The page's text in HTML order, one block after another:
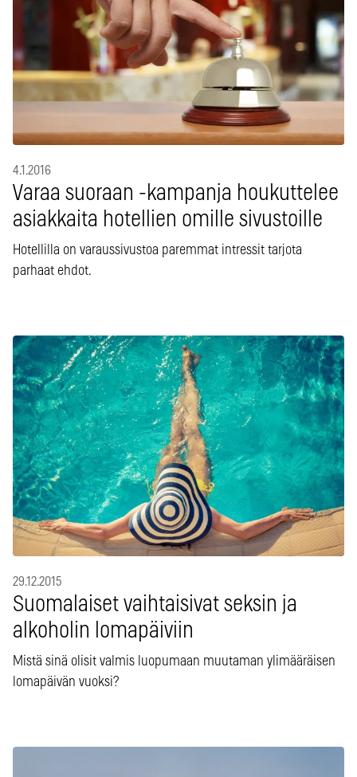
4.1.2016
Varaa suoraan -kampanja houkuttelee
asiakkaita hotellien omille sivustoille
Hotellilla on varaussivustoa paremmat intressit tarjota
parhaat ehdot.
29.12.2015
Suomalaiset vaihtaisivat seksin ja
alkoholin lomapäiviin
Mistä sinä olisit valmis luopumaan muutaman ylimääräisen
lomapäivän vuoksi?